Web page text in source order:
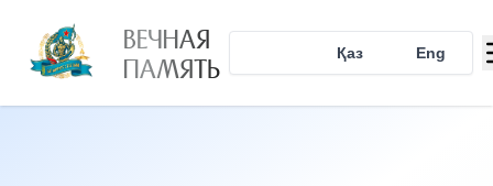
ВЕЧНАЯ
ПАМЯТЬ Қаз Eng